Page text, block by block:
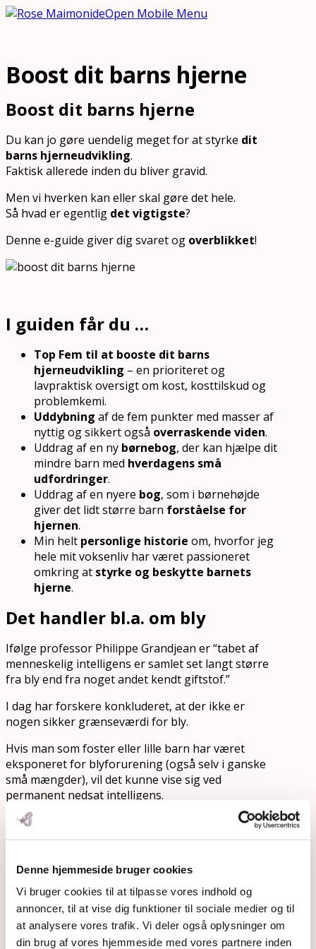
Denne hjemmeside bruger cookies
Vi bruger cookies til at tilpasse vores indhold og
annoncer, til at vise dig funktioner til sociale medier og til
at analysere vores trafik. Vi deler også oplysninger om
din brug af vores hjemmeside med vores partnere inden
Open Mobile Menu
Boost dit barns hjerne
Boost dit barns hjerne
Du kan jo gøre uendelig meget for at styrke dit
barns hjerneudvikling.
Faktisk allerede inden du bliver gravid.
Men vi hverken kan eller skal gøre det hele.
Så hvad er egentlig det vigtigste?
Denne e-guide giver dig svaret og overblikket!
I guiden får du …
Top Fem til at booste dit barns
hjerneudvikling – en prioriteret og
lavpraktisk oversigt om kost, kosttilskud og
problemkemi.
Uddybning af de fem punkter med masser af
nyttig og sikkert også overraskende viden.
Uddrag af en ny børnebog, der kan hjælpe dit
mindre barn med hverdagens små
udfordringer.
Uddrag af en nyere bog, som i børnehøjde
giver det lidt større barn forståelse for
hjernen.
Min helt personlige historie om, hvorfor jeg
hele mit voksenliv har været passioneret
omkring at styrke og beskytte barnets
hjerne.
Det handler bl.a. om bly
Ifølge professor Philippe Grandjean er “tabet af
menneskelig intelligens er samlet set langt større
fra bly end fra noget andet kendt giftstof.”
I dag har forskere konkluderet, at der ikke er
nogen sikker grænseværdi for bly.
Hvis man som foster eller lille barn har været
eksponeret for blyforurening (også selv i ganske
små mængder), vil det kunne vise sig ved
permanent nedsat intelligens.
Bly giver simpelthen regulært “kemisk
hjernesvind”, og følgevirkningerne er ofte
Det er især de dele af hjernen, som er relaterede til
intelligens, impulsivitet, humør og adfærd, som
ikke udvikles fuldt ud.
Eksponering for bly i fostertilstanden eller den
tidlige barndom giver også dokumenteret øget